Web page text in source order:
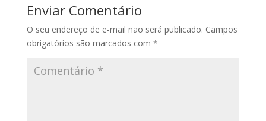
Enviar Comentário
O seu endereço de e-mail não será publicado. Campos
obrigatórios são marcados com *